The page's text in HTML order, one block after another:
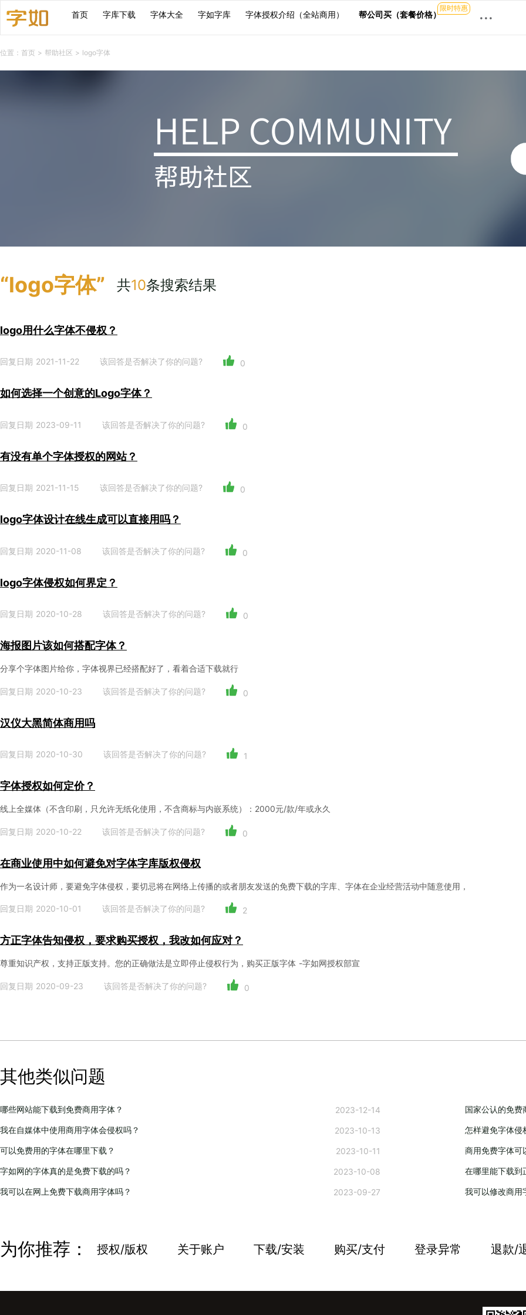
首页 字库下载 字体大全 字如字库 字体授权介绍（全站商用） 帮公司买（套餐价格）限时特惠 ···
位置： 首页 > 帮助社区 > logo字体
“logo字体” 共10条搜索结果
logo用什么字体不侵权？
回复日期 2021-11-22 该回答是否解决了你的问题? 0
如何选择一个创意的Logo字体？
回复日期 2023-09-11 该回答是否解决了你的问题? 0
有没有单个字体授权的网站？
回复日期 2021-11-15 该回答是否解决了你的问题? 0
logo字体设计在线生成可以直接用吗？
回复日期 2020-11-08 该回答是否解决了你的问题? 0
logo字体侵权如何界定？
回复日期 2020-10-28 该回答是否解决了你的问题? 0
海报图片该如何搭配字体？
分享个字体图片给你，字体视界已经搭配好了，看着合适下载就行
回复日期 2020-10-23 该回答是否解决了你的问题? 0
汉仪大黑简体商用吗
回复日期 2020-10-30 该回答是否解决了你的问题? 1
字体授权如何定价？
线上全媒体（不含印刷，只允许无纸化使用，不含商标与内嵌系统）：2000元/款/年或永久
回复日期 2020-10-22 该回答是否解决了你的问题? 0
在商业使用中如何避免对字体字库版权侵权
作为一名设计师，要避免字体侵权，要切忌将在网络上传播的或者朋友发送的免费下载的字库、字体在企业经营活动中随意使用，
回复日期 2020-10-01 该回答是否解决了你的问题? 2
方正字体告知侵权，要求购买授权，我改如何应对？
尊重知识产权，支持正版支持。您的正确做法是立即停止侵权行为，购买正版字体 -字如网授权部宣
回复日期 2020-09-23 该回答是否解决了你的问题? 0
其他类似问题
哪些网站能下载到免费商用字体？ 2023-12-14 国家公认的免费
我在自媒体中使用商用字体会侵权吗？ 2023-10-13 怎样避免字体侵
可以免费用的字体在哪里下载？ 2023-10-11 商用免费字体可
字如网的字体真的是免费下载的吗？ 2023-10-08 在哪里能下载到
我可以在网上免费下载商用字体吗？ 2023-09-27 我可以修改商用
为你推荐： 授权/版权 关于账户 下载/安装 购买/支付 登录异常 退款/